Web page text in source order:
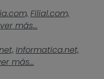
Filial.com,
ver más...
Informatica.net,
más...